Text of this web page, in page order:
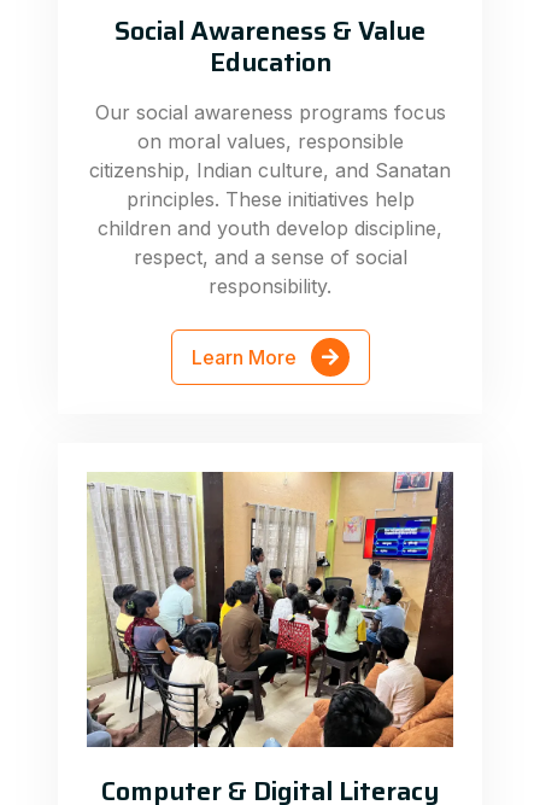
Social Awareness & Value
Education
Our social awareness programs focus
on moral values, responsible
citizenship, Indian culture, and Sanatan
principles. These initiatives help
children and youth develop discipline,
respect, and a sense of social
responsibility.
Learn More
Computer & Digital Literacy